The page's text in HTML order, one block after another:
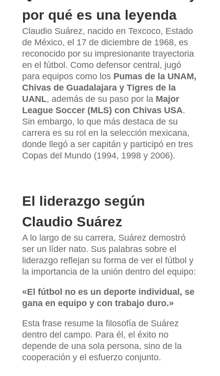
por qué es una leyenda
Claudio Suárez, nacido en Texcoco, Estado
de México, el 17 de diciembre de 1968, es
reconocido por su impresionante trayectoria
en el fútbol. Como defensor central, jugó
para equipos como los Pumas de la UNAM,
Chivas de Guadalajara y Tigres de la
UANL, además de su paso por la Major
League Soccer (MLS) con Chivas USA.
Sin embargo, lo que más destaca de su
carrera es su rol en la selección mexicana,
donde llegó a ser capitán y participó en tres
Copas del Mundo (1994, 1998 y 2006).
El liderazgo según
Claudio Suárez
A lo largo de su carrera, Suárez demostró
ser un líder nato. Sus palabras sobre el
liderazgo reflejan su forma de ver el fútbol y
la importancia de la unión dentro del equipo:
«El fútbol no es un deporte individual, se
gana en equipo y con trabajo duro.»
Esta frase resume la filosofía de Suárez
dentro del campo. Para él, el éxito no
depende de una sola persona, sino de la
cooperación y el esfuerzo conjunto.